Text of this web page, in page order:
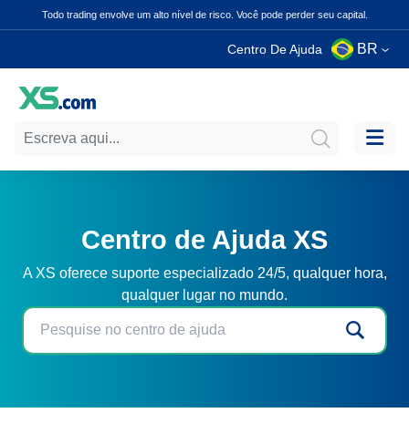
Todo trading envolve um alto nível de risco. Você pode perder seu capital.
Centro De Ajuda BR
Centro de Ajuda XS
A XS oferece suporte especializado 24/5, qualquer hora,
qualquer lugar no mundo.